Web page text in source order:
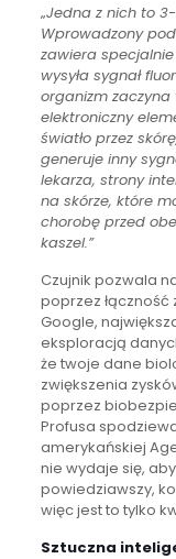
„Jedna z nich to
Wprowadzony
zawiera
wysyła sygnał
organizm zaczyna
elektroniczny
światło przez
generuje inny
lekarza, strony
na skórze, które
chorobę przed
kaszel.”
Czujnik pozwala
poprzez
Google,
eksploracją
że twoje dane
zwiększenia
poprzez
Profusa
amerykańskiej
nie wydaje się,
powiedziawszy,
więc jest to tylko
Sztuczna